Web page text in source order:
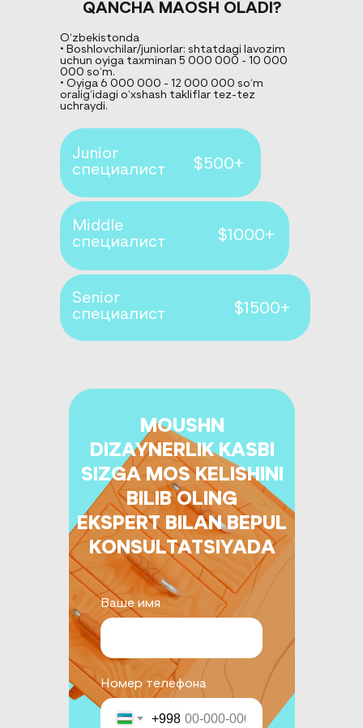
QANCHA MAOSH OLADI?
O‘zbekistonda
• Boshlovchilar/juniorlar: shtatdagi lavozim
uchun oyiga taxminan 5 000 000 - 10 000
000 so‘m.
• Oyiga 6 000 000 - 12 000 000 so‘m
oralig‘idagi o‘xshash takliflar tez-tez
uchraydi.
Junior
специалист
Middle
специалист
Senior
специалист
$500+
$1000+
$1500+
MOUSHN
DIZAYNERLIK KASBI
SIZGA MOS KELISHINI
BILIB OLING
EKSPERT BILAN BEPUL
KONSULTATSIYADA
Ваше имя
Номер телефона
+998